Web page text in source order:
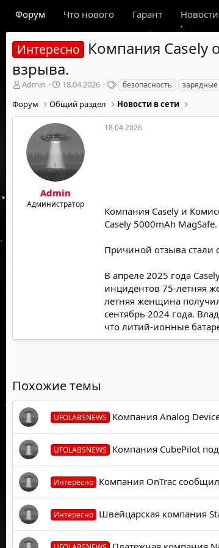
Форум Что нового Гарант Новости
Интересно Компания Casely
взрыва.
А
т
о
м
Admin
Д
т
а
н
а
а
л
а
18.04.2026
Т
е
г
и
безопасность зарядные
Форум Общий раздел Новости в сети
Admin
Администратор
18.04.2026
Компания Casely и
Casely 5000mAh MagSafe.
Причиной отзыва стали
В апреле 2025 года
инцидентов 75-летняя
летняя женщина
сентябрь 2024 года.
что литий-ионные
Похожие темы
UFOLABSNEWS Компания Analog
UFOLABSNEWS Компания CubePilot
Интересно Компания OnTrac
Интересно Швейцарская компания